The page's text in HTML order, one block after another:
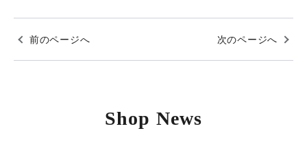
前のページへ 次のページへ
Shop News